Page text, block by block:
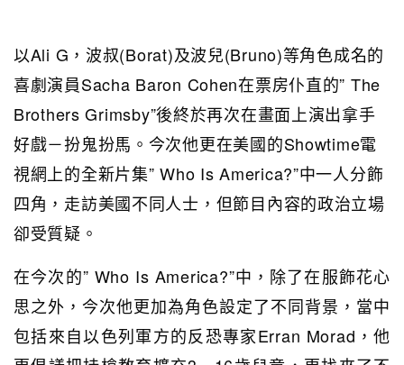
以Ali G，波叔(Borat)及波兒(Bruno)等角色成名的
喜劇演員Sacha Baron Cohen在票房仆直的” The
Brothers Grimsby”後終於再次在畫面上演出拿手
好戲－扮鬼扮馬。今次他更在美國的Showtime電
視網上的全新片集” Who Is America?”中一人分飾
四角，走訪美國不同人士，但節目內容的政治立場
卻受質疑。
在今次的” Who Is America?”中，除了在服飾花心
思之外，今次他更加為角色設定了不同背景，當中
包括來自以色列軍方的反恐專家Erran Morad，他